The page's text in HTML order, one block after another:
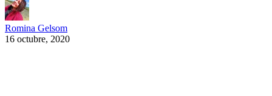
Romina Gelsom
16 octubre, 2020